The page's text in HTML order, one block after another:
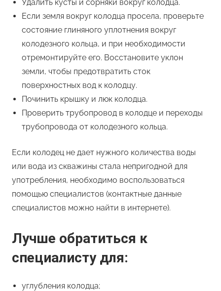
Удалить кусты и сорняки вокруг колодца.
Если земля вокруг колодца просела, проверьте
состояние глиняного уплотнения вокруг
колодезного кольца, и при необходимости
отремонтируйте его. Восстановите уклон
земли, чтобы предотвратить сток
поверхностных вод к колодцу.
Починить крышку и люк колодца.
Проверить трубопровод в колодце и переходы
трубопровода от колодезного кольца.
Если колодец не дает нужного количества воды
или вода из скважины стала непригодной для
употребления, необходимо воспользоваться
помощью специалистов (контактные данные
специалистов можно найти в интернете).
Лучше обратиться к
специалисту для:
углубления колодца;